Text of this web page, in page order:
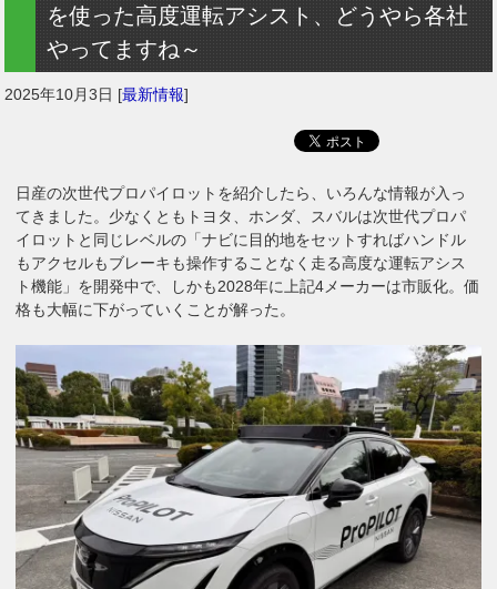
を使った高度運転アシスト、どうやら各社
やってますね～
2025年10月3日 [最新情報]
日産の次世代プロパイロットを紹介したら、いろんな情報が入っ
てきました。少なくともトヨタ、ホンダ、スバルは次世代プロパ
イロットと同じレベルの「ナビに目的地をセットすればハンドル
もアクセルもブレーキも操作することなく走る高度な運転アシス
ト機能」を開発中で、しかも2028年に上記4メーカーは市販化。価
格も大幅に下がっていくことが解った。